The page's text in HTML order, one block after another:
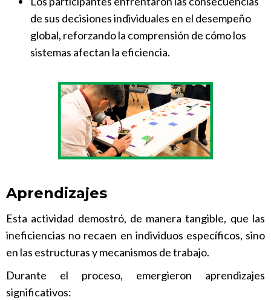
de sus decisiones individuales en el desempeño
global, reforzando la comprensión de cómo los
sistemas afectan la eficiencia.
Aprendizajes
Esta actividad demostró, de manera tangible, que las
ineficiencias no recaen en individuos específicos, sino
en las estructuras y mecanismos de trabajo.
Durante el proceso, emergieron aprendizajes
significativos: